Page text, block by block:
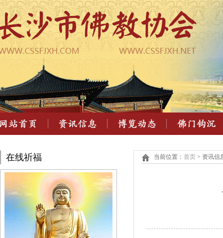
在线祈福 当前位置： 首页 > 资讯信